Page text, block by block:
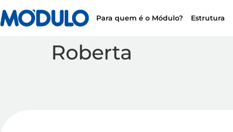
Para quem é o Módulo? Estrutura
Roberta